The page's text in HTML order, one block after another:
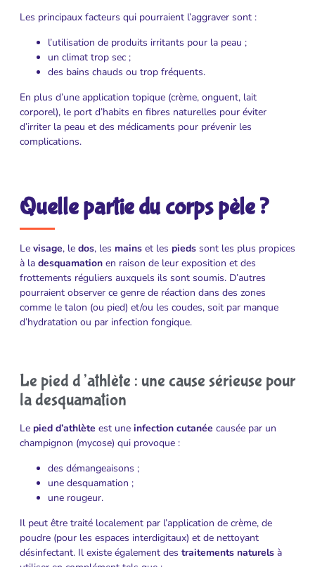
Les principaux facteurs qui pourraient l’aggraver sont :
l’utilisation de produits irritants pour la peau ;
un climat trop sec ;
des bains chauds ou trop fréquents.
En plus d’une application topique (crème, onguent, lait
corporel), le port d’habits en fibres naturelles pour éviter
d’irriter la peau et des médicaments pour prévenir les
complications.
Quelle partie du corps pèle ?
Le visage, le dos, les mains et les pieds sont les plus propices
à la desquamation en raison de leur exposition et des
frottements réguliers auxquels ils sont soumis. D’autres
pourraient observer ce genre de réaction dans des zones
comme le talon (ou pied) et/ou les coudes, soit par manque
d’hydratation ou par infection fongique.
Le pied d’athlète : une cause sérieuse pour
la desquamation
Le pied d’athlète est une infection cutanée causée par un
champignon (mycose) qui provoque :
des démangeaisons ;
une desquamation ;
une rougeur.
Il peut être traité localement par l’application de crème, de
poudre (pour les espaces interdigitaux) et de nettoyant
désinfectant. Il existe également des traitements naturels à